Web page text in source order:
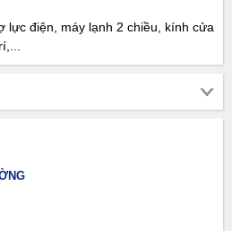
lực điện, máy lạnh 2 chiều, kính cửa